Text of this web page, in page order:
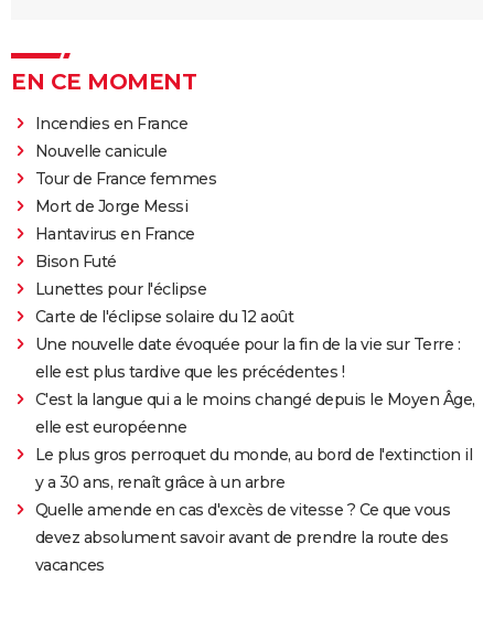
EN CE MOMENT
Incendies en France
Nouvelle canicule
Tour de France femmes
Mort de Jorge Messi
Hantavirus en France
Bison Futé
Lunettes pour l'éclipse
Carte de l'éclipse solaire du 12 août
Une nouvelle date évoquée pour la fin de la vie sur Terre :
elle est plus tardive que les précédentes !
C'est la langue qui a le moins changé depuis le Moyen Âge,
elle est européenne
Le plus gros perroquet du monde, au bord de l'extinction il
y a 30 ans, renaît grâce à un arbre
Quelle amende en cas d'excès de vitesse ? Ce que vous
devez absolument savoir avant de prendre la route des
vacances